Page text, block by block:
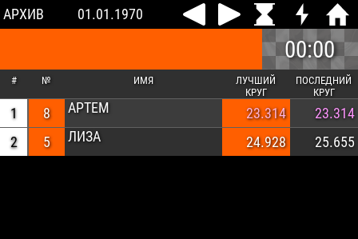
АРХИВ 01.01.1970
00:00
# № ИМЯ
ЛУЧШИЙ
КРУГ
ПОСЛЕДНИЙ
КРУГ
1 8 АРТЕМ 23.314
23.314
2
5 ЛИЗА 24.928 25.655